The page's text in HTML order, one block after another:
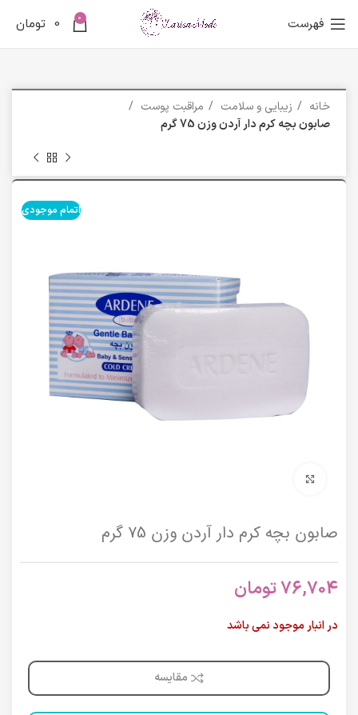
فهرست 0
0 تومان
خانه زیبایی و سلامت
مراقبت پوست
صابون بچه کرم دار آردن وزن 75 گرم
اتمام موجودی
صابون بچه کرم دار آردن وزن 75 گرم
76,704تومان
در انبار موجود نمی باشد
مقایسه